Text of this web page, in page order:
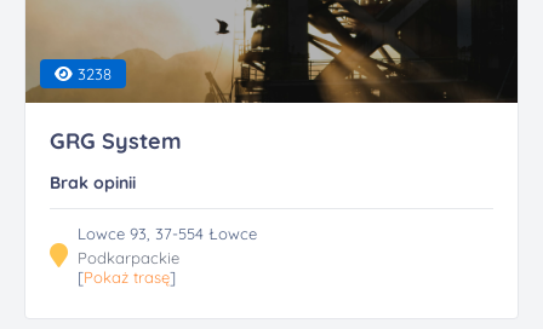
3238
GRG System
Brak opinii
Lowce 93, 37-554 Łowce
Podkarpackie
[Pokaż trasę]